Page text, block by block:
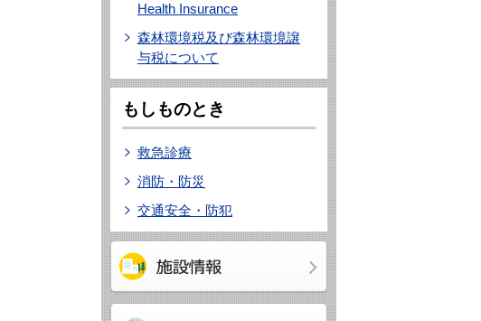
Health Insurance
森林環境税及び森林環境譲
与税について
もしものとき
救急診療
消防・防災
交通安全・防犯